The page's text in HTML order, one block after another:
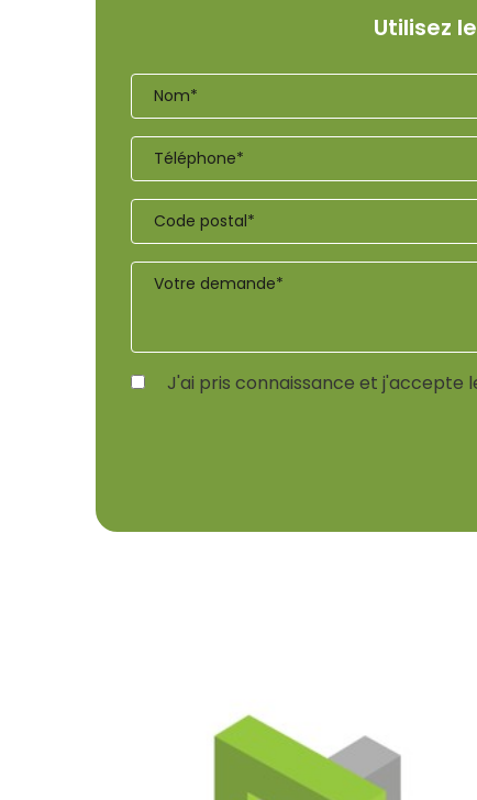
Utilisez
J'ai pris connaissance et j'accepte